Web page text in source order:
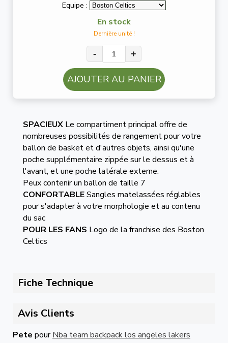
Equipe :
En stock
Dernière unité !
- +
AJOUTER AU PANIER
SPACIEUX Le compartiment principal offre de
nombreuses possibilités de rangement pour votre
ballon de basket et d'autres objets, ainsi qu'une
poche supplémentaire zippée sur le dessus et à
l'avant, et une poche latérale externe.
Peux contenir un ballon de taille 7
CONFORTABLESangles matelassées réglables
pour s'adapter à votre morphologie et au contenu
du sac
POUR LES FANS Logo de la franchise des Boston
Celtics
Fiche Technique
Avis Clients
Pete pourNba team backpack los angeles lakers